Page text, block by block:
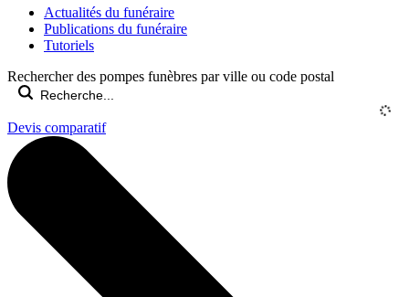
Actualités du funéraire
Publications du funéraire
Tutoriels
Rechercher des pompes funèbres par ville ou code postal
Devis comparatif